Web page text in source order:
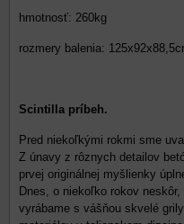
hmotnosť: 260kg
rozmery balenia:
Scintilla príbeh.
Pred niekoľkými rokmi sme
Z únavy z rôznych detailov
prvej originálnej myšlienky
Dnes, o niekoľko rokov
vyrábame s vášňou skvelé